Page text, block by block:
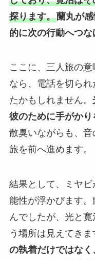
探ります。蘭丸が
的に次の行動へつな
ここに、三人旅の
なら、電話を切ら
たかもしれません。
彼のために手がかり
散臭いながらも、音
旅を前へ進めます。
結果として、ミヤ
能性が浮かびます
んでしたが、光と
う場所は見えてきま
の執着だけではな